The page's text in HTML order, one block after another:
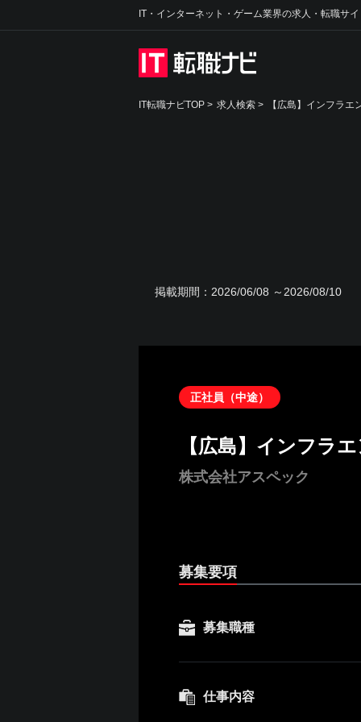
IT・インターネット・ゲーム業界の求人・転職サ
IT転職ナビTOP > 求人検索 > 【広島】インフラエ
掲載期間： 2026/06/08 ～2026/08/10
正社員（中途）
【広島】インフラ
株式会社アスペック
募集要項
募集職種
仕事内容